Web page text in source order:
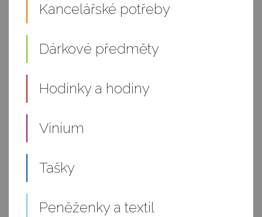
Kancelářské potřeby
Dárkové předměty
Hodinky a hodiny
Vinium
Tašky
Peněženky a textil